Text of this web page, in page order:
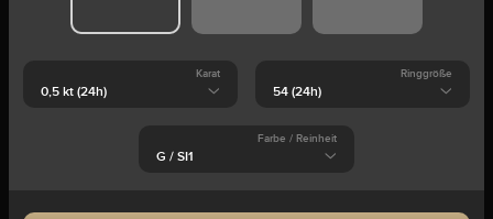
Karat Ringgröße
Farbe / Reinheit